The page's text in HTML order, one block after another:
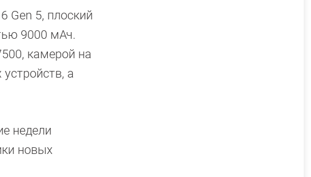
Gen 5, плоский
9000 мАч.
камерой на
а
недели
новых